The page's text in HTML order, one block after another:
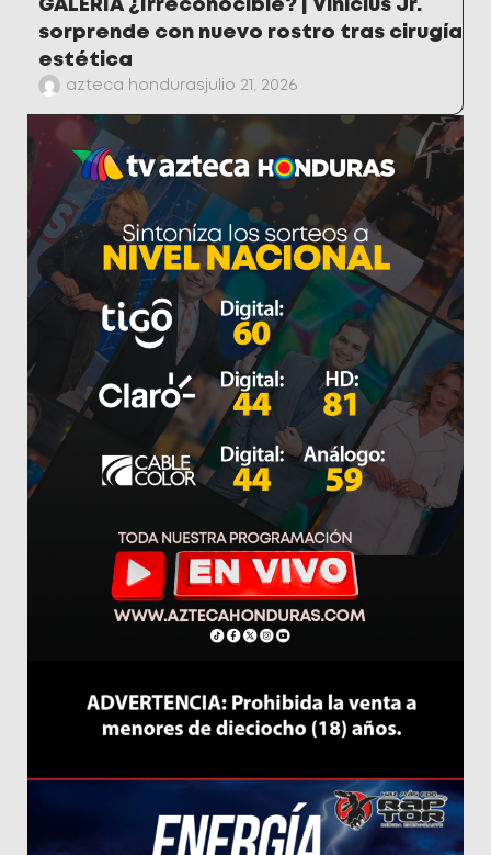
GALERÍA ¿Irreconocible? | Vinicius Jr.
sorprende con nuevo rostro tras cirugía
estética
azteca hondurasjulio 21, 2026